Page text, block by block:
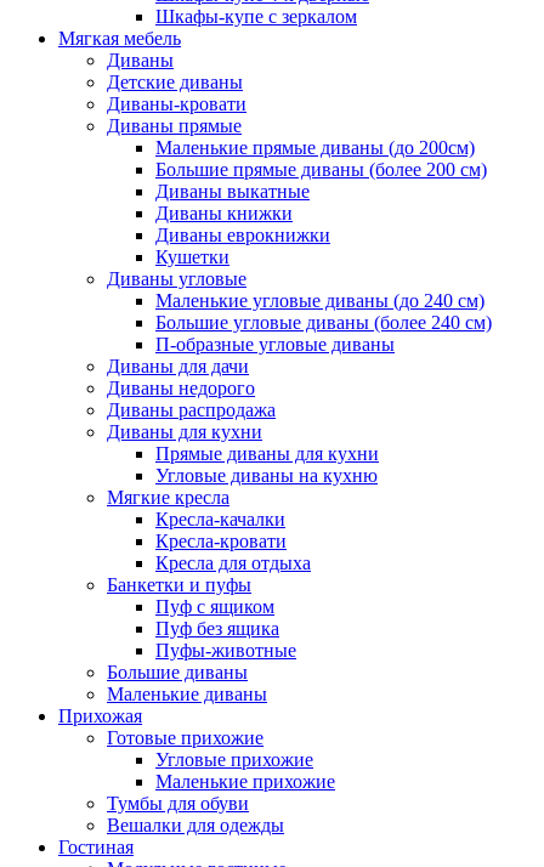
Шкафы-купе с зеркалом
Мягкая мебель
Диваны
Детские диваны
Диваны-кровати
Диваны прямые
Маленькие прямые диваны (до 200см)
Большие прямые диваны (более 200 см)
Диваны выкатные
Диваны книжки
Диваны еврокнижки
Кушетки
Диваны угловые
Маленькие угловые диваны (до 240 см)
Большие угловые диваны (более 240 см)
П-образные угловые диваны
Диваны для дачи
Диваны недорого
Диваны распродажа
Диваны для кухни
Прямые диваны для кухни
Угловые диваны на кухню
Мягкие кресла
Кресла-качалки
Кресла-кровати
Кресла для отдыха
Банкетки и пуфы
Пуф с ящиком
Пуф без ящика
Пуфы-животные
Большие диваны
Маленькие диваны
Прихожая
Готовые прихожие
Угловые прихожие
Маленькие прихожие
Тумбы для обуви
Вешалки для одежды
Гостиная